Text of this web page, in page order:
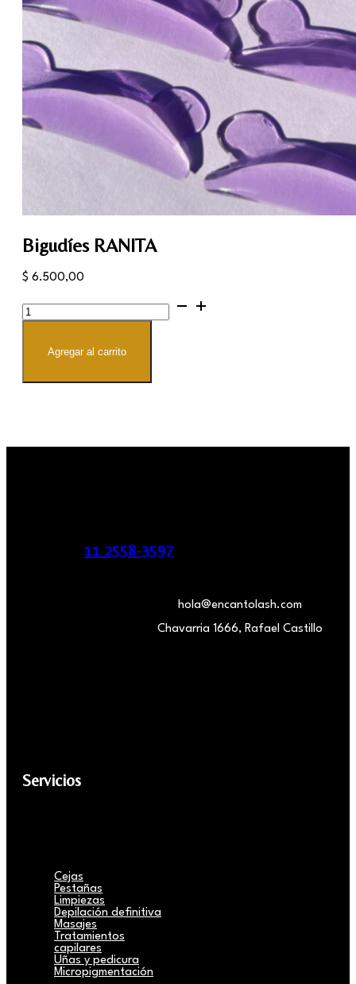
Bigudíes RANITA
$ 6.500,00
Bigudíes
RANITA
cantidad
Agregar al carrito
11 2558-3597
hola@encantolash.com
Chavarria 1666, Rafael Castillo
Servicios
Cejas
Pestañas
Limpiezas
Depilación definitiva
Masajes
Tratamientos
capilares
Uñas y pedicura
Micropigmentación